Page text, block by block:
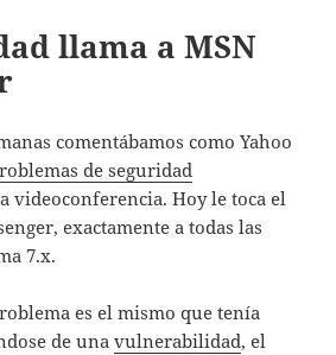
llama a MSN
comentábamos como Yahoo
de seguridad
videoconferencia. Hoy le toca el
exactamente a todas las
7.x.
es el mismo que tenía
de unavulnerabilidad, el